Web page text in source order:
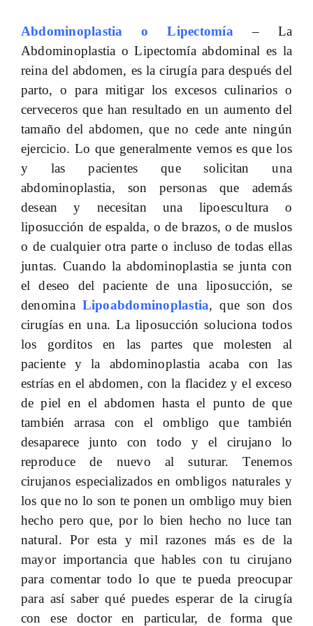
Abdominoplastia o Lipectomía– La
Abdominoplastia o Lipectomía abdominal es la
reina del abdomen, es la cirugía para después del
parto, o para mitigar los excesos culinarios o
cerveceros que han resultado en un aumento del
tamaño del abdomen, que no cede ante ningún
ejercicio. Lo que generalmente vemos es que los
y las pacientes que solicitan una
abdominoplastia, son personas que además
desean y necesitan una lipoescultura o
liposucción de espalda, o de brazos, o de muslos
o de cualquier otra parte o incluso de todas ellas
juntas. Cuando la abdominoplastia se junta con
el deseo del paciente de una liposucción, se
denomina Lipoabdominoplastia, que son dos
cirugías en una. La liposucción soluciona todos
los gorditos en las partes que molesten al
paciente y la abdominoplastia acaba con las
estrías en el abdomen, con la flacidez y el exceso
de piel en el abdomen hasta el punto de que
también arrasa con el ombligo que también
desaparece junto con todo y el cirujano lo
reproduce de nuevo al suturar. Tenemos
cirujanos especializados en ombligos naturales y
los que no lo son te ponen un ombligo muy bien
hecho pero que, por lo bien hecho no luce tan
natural. Por esta y mil razones más es de la
mayor importancia que hables con tu cirujano
para comentar todo lo que te pueda preocupar
para así saber qué puedes esperar de la cirugía
con ese doctor en particular, de forma que